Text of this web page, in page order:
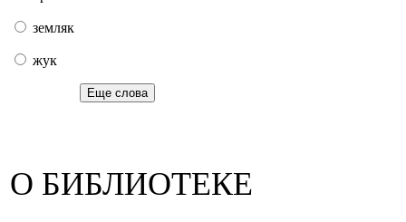
земляк
жук
Еще слова
О БИБЛИОТЕКЕ